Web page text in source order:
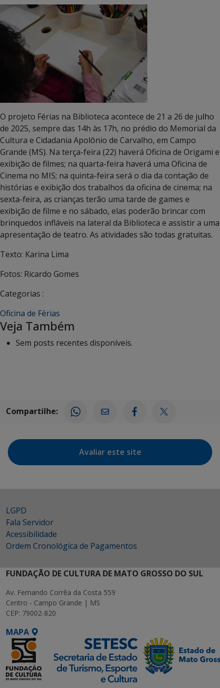
O projeto Férias na Biblioteca acontece de 21 a 26 de julho
de 2025, sempre das 14h às 17h, no prédio do Memorial da
Cultura e Cidadania Apolônio de Carvalho, em Campo
Grande (MS). Na terça-feira (22) haverá Oficina de Origami e
exibição de filmes; na quarta-feira haverá uma Oficina de
Cinema no MIS; na quinta-feira será o dia da contação de
histórias e exibição dos trabalhos da oficina de cinema; na
sexta-feira, as crianças terão uma tarde de games e
exibição de filme e no sábado, elas poderão brincar com
brinquedos infláveis na lateral da Biblioteca e assistir a uma
apresentação de teatro. As atividades são todas gratuitas.
Texto: Karina Lima
Fotos: Ricardo Gomes
Categorias :
Oficina de Férias
Veja Também
Sem posts recentes disponíveis.
Compartilhe:
Avaliar este site
LGPD
Fala Servidor
Acessibilidade
Ordem Cronológica de Pagamentos
FUNDAÇÃO DE CULTURA DE MATO GROSSO DO SUL
Av. Fernando Corrêa da Costa 559
Centro - Campo Grande | MS
CEP: 79002-820
MAPA